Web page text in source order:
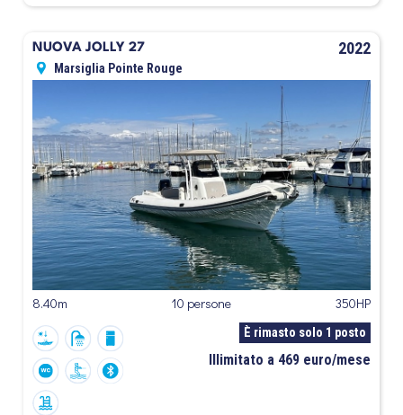
NUOVA JOLLY 27 2022
Marsiglia Pointe Rouge
8.40m 10 persone 350HP
È rimasto solo 1 posto
Illimitato a 469 euro/mese